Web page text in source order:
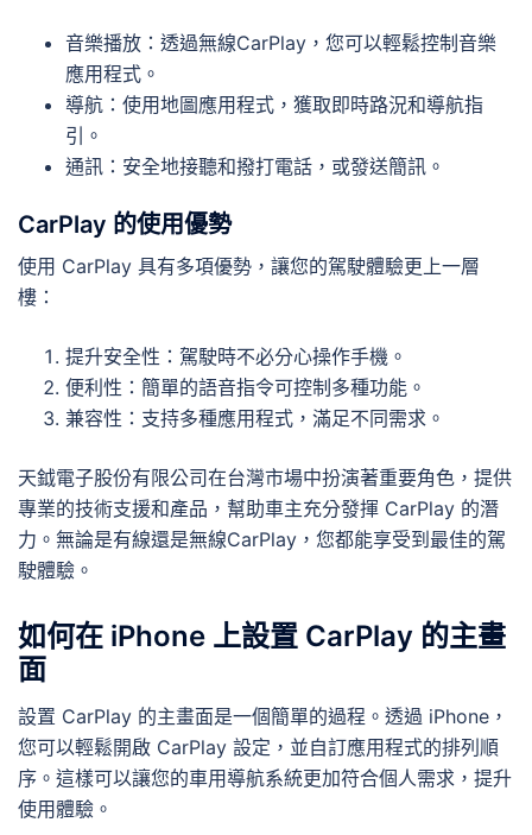
音樂播放：透過無線CarPlay，您可以輕鬆控制音樂
應用程式。
導航：使用地圖應用程式，獲取即時路況和導航指
引。
通訊：安全地接聽和撥打電話，或發送簡訊。
CarPlay 的使用優勢
使用 CarPlay 具有多項優勢，讓您的駕駛體驗更上一層
樓：
提升安全性：駕駛時不必分心操作手機。
便利性：簡單的語音指令可控制多種功能。
兼容性：支持多種應用程式，滿足不同需求。
天鉞電子股份有限公司在台灣市場中扮演著重要角色，提供
專業的技術支援和產品，幫助車主充分發揮 CarPlay 的潛
力。無論是有線還是無線CarPlay，您都能享受到最佳的駕
駛體驗。
如何在 iPhone 上設置 CarPlay 的主畫
面
設置 CarPlay 的主畫面是一個簡單的過程。透過 iPhone，
您可以輕鬆開啟 CarPlay 設定，並自訂應用程式的排列順
序。這樣可以讓您的車用導航系統更加符合個人需求，提升
使用體驗。